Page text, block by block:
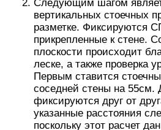
Следующим шагом
вертикальных стоечных
разметке. Фиксируются
прикрепленные к стене.
плоскости происходит
леске, а также проверка
Первым ставится
соседней стены на
фиксируются друг от
указанные расстояния
поскольку этот расчет